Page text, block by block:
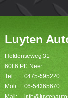
Luyten
Heldenseweg 31
6086 PD Neer
Tel:
0475-595220
Mob:
06-54365670
Mail: